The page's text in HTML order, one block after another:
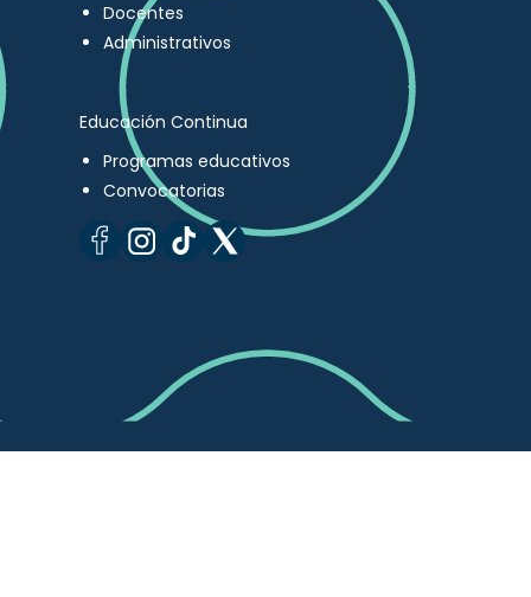
Docentes
Administrativos
Educación Continua
Programas educativos
Convocatorias